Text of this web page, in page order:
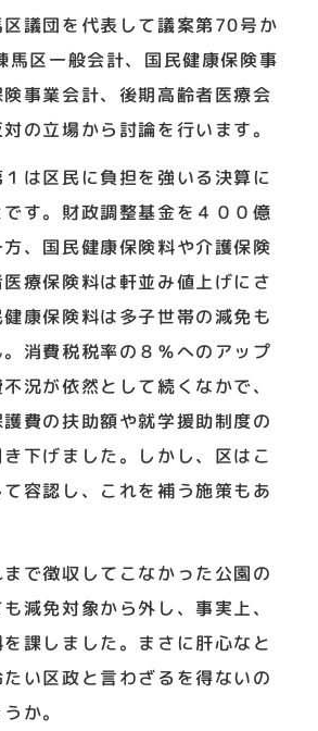
議団を代表して議案第70号か
馬区一般会計、国民健康保険事
事業会計、後期高齢者医療会
の立場から討論を行います。
は区民に負担を強いる決算に
す。財政調整基金を４００億
、国民健康保険料や介護保険
療保険料は軒並み値上げにさ
康保険料は多子世帯の減免も
消費税税率の８％へのアップ
況が依然として続くなかで、
費の扶助額や就学援助制度の
下げました。しかし、区はこ
容認し、これを補う施策もあ
で徴収してこなかった公園の
減免対象から外し、事実上、
課しました。まさに肝心なと
い区政と言わざるを得ないの
か。